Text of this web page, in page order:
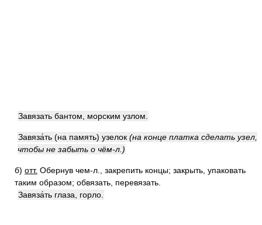
Завязать бантом, морским узлом.
Завяза́ть (на память) узелок (на конце платка сделать узел,
чтобы не забыть о чём-л.)
б) отт. Обернув чем-л., закрепить концы; закрыть, упаковать
таким образом; обвязать, перевязать.
Завяза́ть глаза, горло.